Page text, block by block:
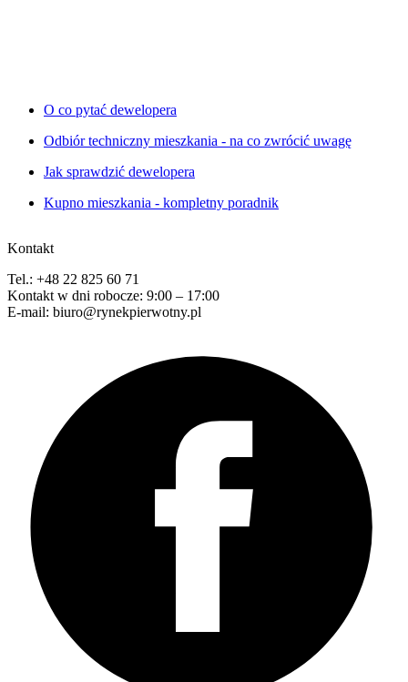
O co pytać dewelopera
Odbiór techniczny mieszkania - na co zwrócić uwagę
Jak sprawdzić dewelopera
Kupno mieszkania - kompletny poradnik
Kontakt
Tel.: +48 22 825 60 71
Kontakt w dni robocze: 9:00 – 17:00
E-mail: biuro@rynekpierwotny.pl